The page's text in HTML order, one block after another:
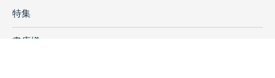
特集
書店様へ